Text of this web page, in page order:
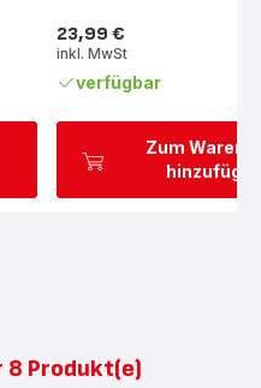
Zum
Preis
23,99 €
inkl. MwSt
verfügbar
Produkt(e)